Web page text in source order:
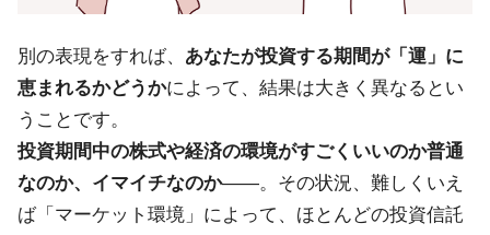
別の表現をすれば、 あなたが投資する期間が「運」に
恵まれるかどうかによって、結果は大きく異なるとい
うことです。
投資期間中の株式や経済の環境がすごくいいのか普通
なのか、イマイチなのか――。その状況、難しくいえ
ば「マーケット環境」によって、ほとんどの投資信託